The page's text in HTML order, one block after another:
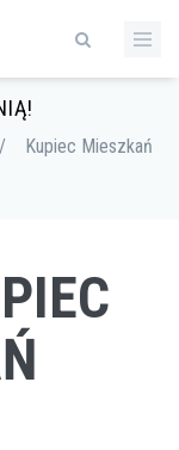
/
Kupiec Mieszkań